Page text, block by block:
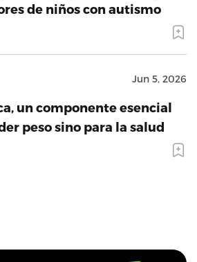
de niños con autismo
Jun 5, 2026
un componente esencial
peso sino para la salud